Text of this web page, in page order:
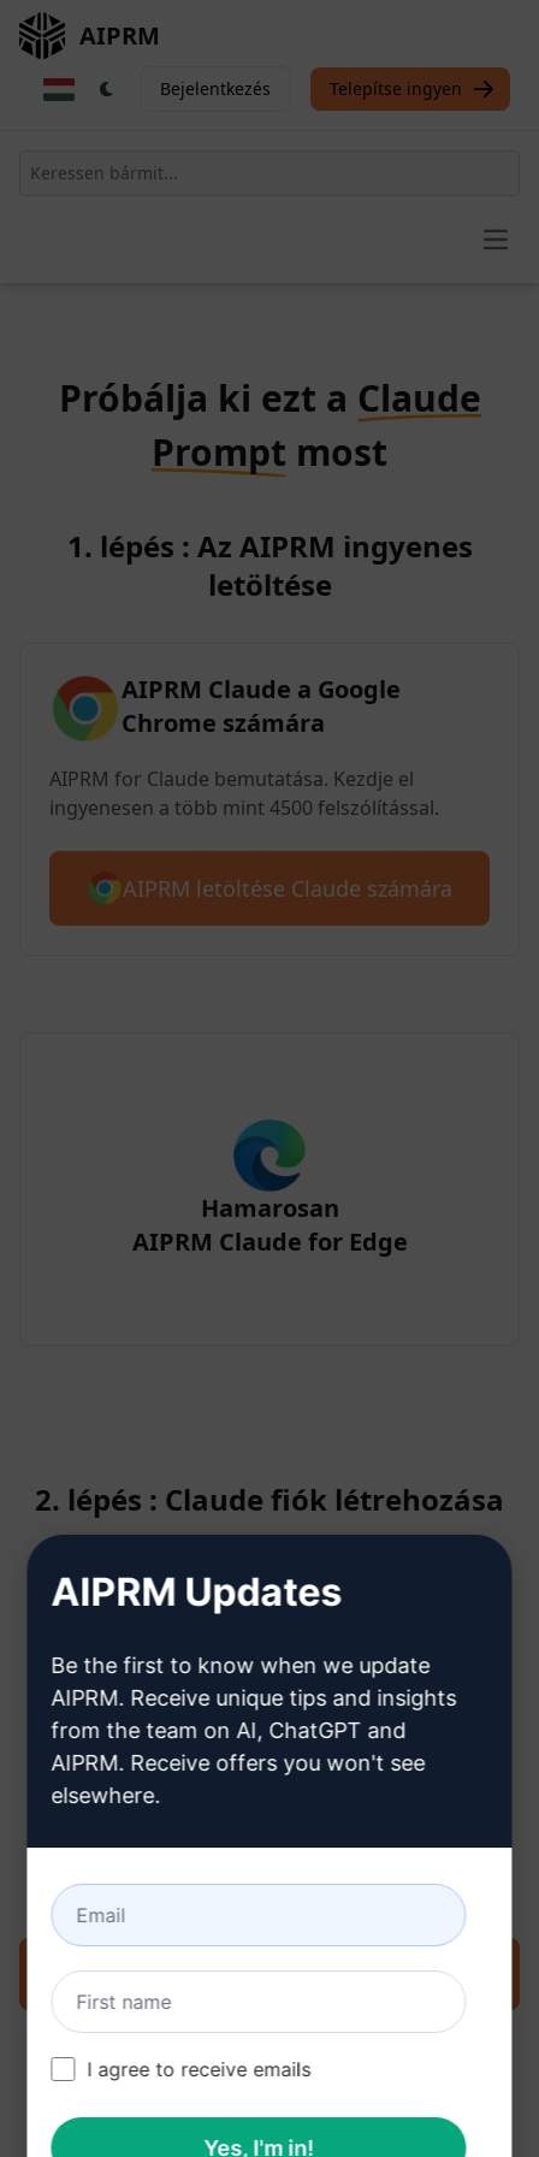
AIPRM
Bejelentkezés Telepítse ingyen
Próbálja ki ezt a Claude
Prompt most
1. lépés : Az AIPRM ingyenes
letöltése
AIPRM Claude a Google
Chrome számára
AIPRM for Claude bemutatása. Kezdje el
ingyenesen a több mint 4500 felszólítással.
AIPRM letöltése Claude számára
Hamarosan
AIPRM Claude for Edge
2. lépés : Claude fiók létrehozása
Kattintson ide, hogy megtudja,
fiókot
Próbálja ki a promptot most a Claude-on
AIPRM Updates
Be the first to know when we update
AIPRM. Receive unique tips and insights
from the team on AI, ChatGPT and
AIPRM. Receive offers you won't see
elsewhere.
I agree to receive emails
Yes, I'm in!